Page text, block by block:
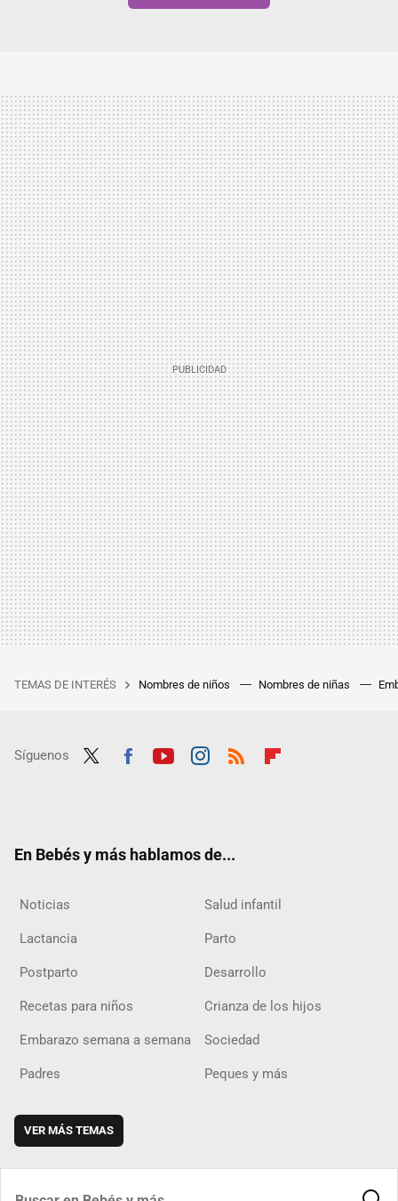
TEMAS DE INTERÉS Nombres de niños Nombres de niñas
Síguenos
En Bebés y más hablamos de...
Noticias Salud infantil
Lactancia Parto
Postparto Desarrollo
Recetas para niños Crianza de los hijos
Embarazo semana a semana Sociedad
Padres Peques y más
VER MÁS TEMAS